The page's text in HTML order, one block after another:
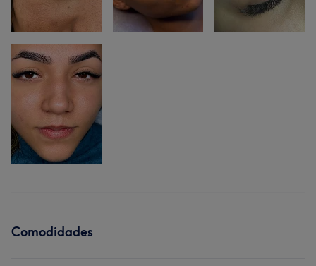
Comodidades